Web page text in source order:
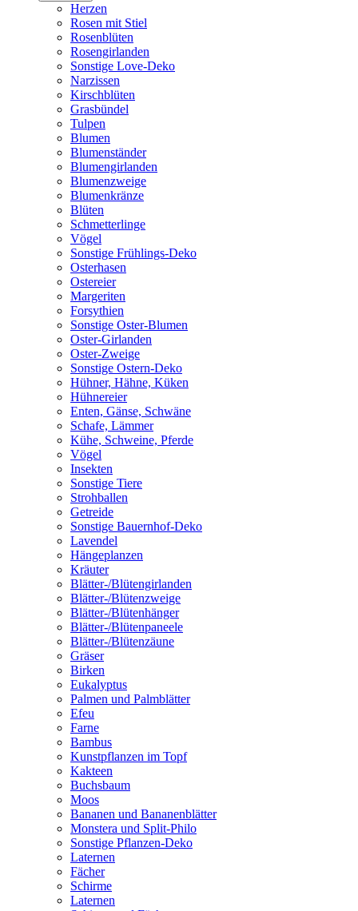
Herzen
Rosen mit Stiel
Rosenblüten
Rosengirlanden
Sonstige Love-Deko
Narzissen
Kirschblüten
Grasbündel
Tulpen
Blumen
Blumenständer
Blumengirlanden
Blumenzweige
Blumenkränze
Blüten
Schmetterlinge
Vögel
Sonstige Frühlings-Deko
Osterhasen
Ostereier
Margeriten
Forsythien
Sonstige Oster-Blumen
Oster-Girlanden
Oster-Zweige
Sonstige Ostern-Deko
Hühner, Hähne, Küken
Hühnereier
Enten, Gänse, Schwäne
Schafe, Lämmer
Kühe, Schweine, Pferde
Vögel
Insekten
Sonstige Tiere
Strohballen
Getreide
Sonstige Bauernhof-Deko
Lavendel
Hängeplanzen
Kräuter
Blätter-/Blütengirlanden
Blätter-/Blütenzweige
Blätter-/Blütenhänger
Blätter-/Blütenpaneele
Blätter-/Blütenzäune
Gräser
Birken
Eukalyptus
Palmen und Palmblätter
Efeu
Farne
Bambus
Kunstpflanzen im Topf
Kakteen
Buchsbaum
Moos
Bananen und Bananenblätter
Monstera und Split-Philo
Sonstige Pflanzen-Deko
Laternen
Fächer
Schirme
Laternen